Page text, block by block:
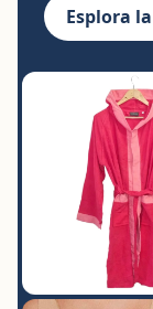
Esplora